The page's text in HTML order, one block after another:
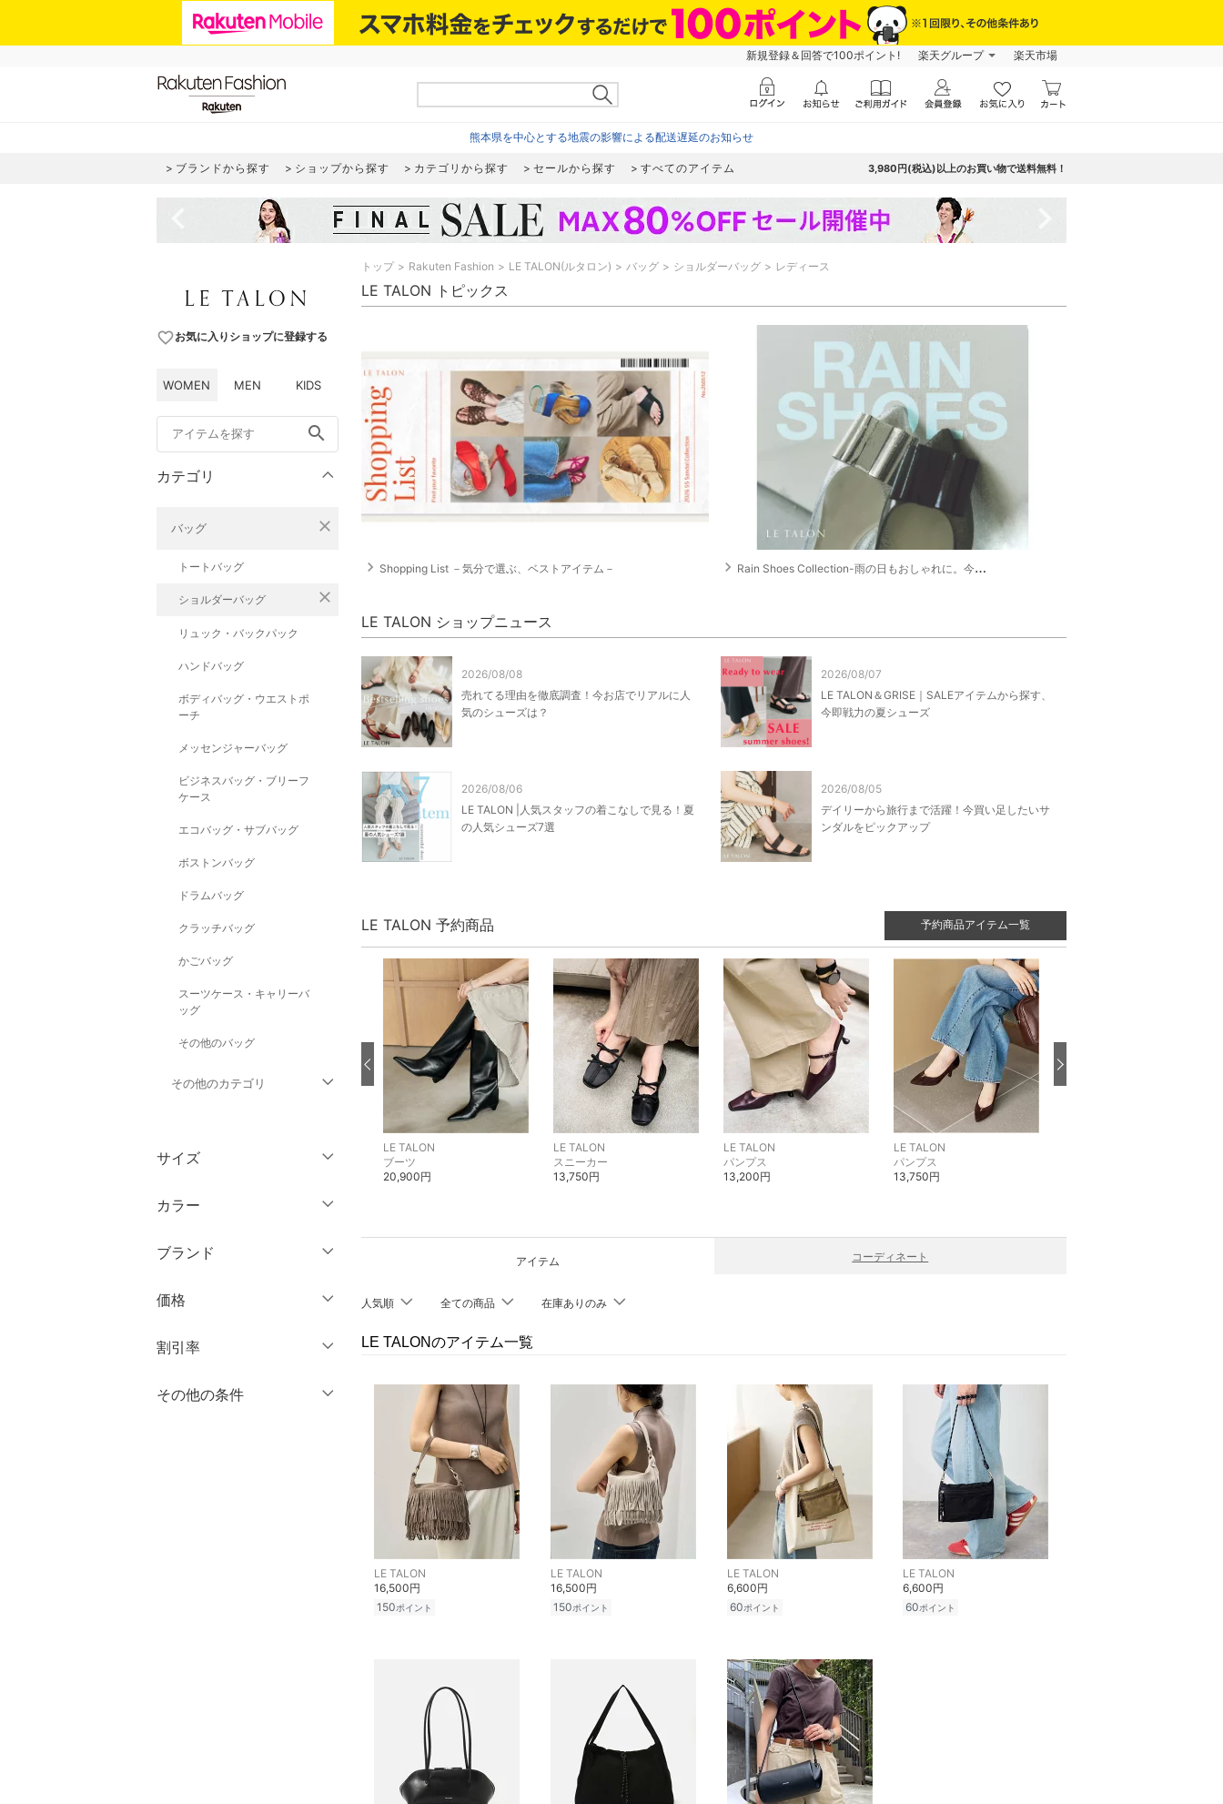
新規登録＆回答で100ポイント! 楽天グループ 楽天市場
熊本県を中心とする地震の影響による配送遅延のお知らせ
ブランドから探す ショップから探す カテゴリから探す セールから探す すべてのアイテム 3,980円(税込)以上のお買い物で送料無料！
favorite_borderお気に入りショップに登録する
WOMEN MEN KIDS
search
カテゴリ
バッグ close
トートバッグ
ショルダーバッグ close
リュック・バックパック
ハンドバッグ
ボディバッグ・ウエストポ
ーチ
メッセンジャーバッグ
ビジネスバッグ・ブリーフ
ケース
エコバッグ・サブバッグ
ボストンバッグ
ドラムバッグ
クラッチバッグ
かごバッグ
スーツケース・キャリーバ
ッグ
その他のバッグ
その他のカテゴリ
ジャケット・アウター
パンツ
ワンピース・ドレス
スカート
オールインワン・オーバ
ーオール
シューズ・靴
サイズ
M
XL
カラー
クリア
ブランド
価格
絞り込み
割引率
％OFF～ ％OFF
その他の条件
トップ Rakuten Fashion LE TALON(ルタロン) バッグ ショルダーバッグ レディース
LE TALON トピックス
navigate_next Shopping List －気分で選ぶ、ベストアイテム－ navigate_next Rain Shoes Collection-雨の日もおしゃれに。今選びたいレインシューズ-
LE TALON ショップニュース
2026/08/08
売れてる理由を徹底調査！今お店でリアルに人
気のシューズは？
2026/08/07
LE TALON＆GRISE｜SALEアイテムから探す、
今即戦力の夏シューズ
2026/08/06
LE TALON |人気スタッフの着こなしで見る！夏
の人気シューズ7選
2026/08/05
デイリーから旅行まで活躍！今買い足したいサ
ンダルをピックアップ
LE TALON 予約商品 予約商品アイテム一覧
LE TALON
ブーツ
20,900円
LE TALON
スニーカー
13,750円
LE TALON
パンプス
13,200円
LE TALON
パンプス
13,750円
アイテム コーディネート
人気順 全ての商品 在庫ありのみ
LE TALONのアイテム一覧
LE TALON
16,500円
150ポイント
LE TALON
16,500円
150ポイント
LE TALON
6,600円
60ポイント
LE TALON
6,600円
60ポイント